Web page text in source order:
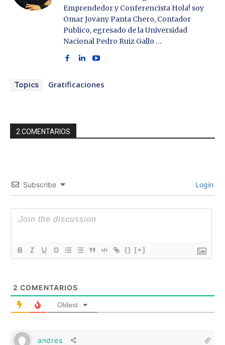
Emprendedor y Conferencista Hola! soy
Omar Jovany Panta Chero, Contador
Publico, egresado de la Universidad
Nacional Pedro Ruiz Gallo …
Topics Gratificaciones
2 COMENTARIOS
Subscribe Login
{} [+]
2 COMENTARIOS
Oldest
andres